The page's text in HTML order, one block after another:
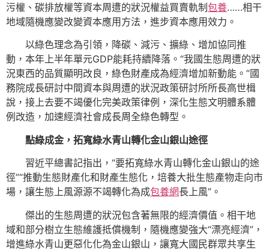
污權、碳排放權等資本周遭的狀況權益買賣軌制 包養……相干
地域隨機應變改變資本應用方法，進步資本應用效力。
以綠色理念為引領，降碳、減污、擴綠、增加協同推
動，本年上半年單元GDP能耗持續降落。“我國生態周遭的狀
況東西的品質顯明改良，綠色財產成為經濟增加新動能。”國
務院成長研討中間資本與周遭的狀況政策研討所所長高世楫
說，接上去要不竭優化完美政策律例，深化生態文明體系體
例改造，加速經濟社會成長周全綠色轉型。
點綠成金，拓寬綠水青山轉化金山銀山途徑
習近平總書記指出，“要拓寬綠水青山轉化金山銀山的途
徑”“推動生態財產化和財產生態化，培養大批生態產物走向市
場，讓生態上風源源不竭轉化為成包養網長上風”。
傑出的生態周遭的狀況包含著無限的經濟價值。相干地
域和部分樹立生態維護抵償機制，隨機應變強大“漂亮經濟”，
增進綠水青山更惡化化為金山銀山，讓寬大國民群眾共享生